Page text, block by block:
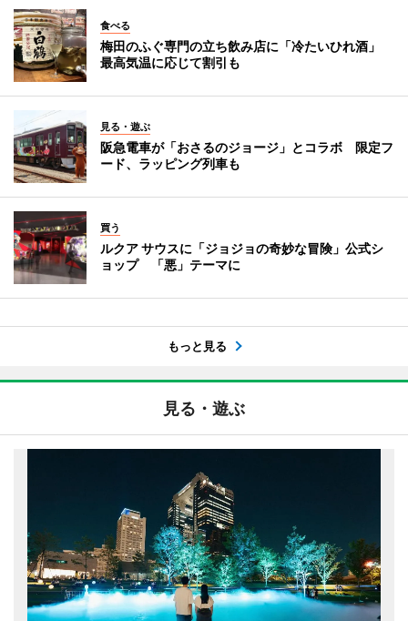
食べる
梅田のふぐ専門の立ち飲み店に「冷たいひれ酒」
最高気温に応じて割引も
見る・遊ぶ
阪急電車が「おさるのジョージ」とコラボ 限定フ
ード、ラッピング列車も
買う
ルクア サウスに「ジョジョの奇妙な冒険」公式シ
ョップ 「悪」テーマに
もっと見る
見る・遊ぶ